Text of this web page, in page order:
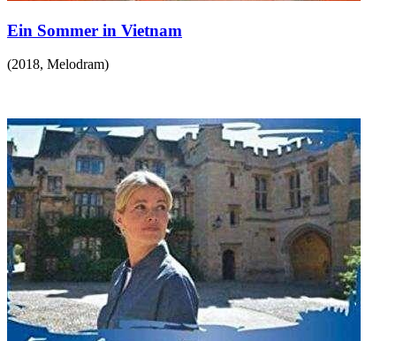
Ein Sommer in Vietnam
(2018, Melodram)